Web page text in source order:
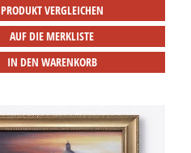
PRODUKT VERGLEICHEN
AUF DIE MERKLISTE
IN DEN WARENKORB